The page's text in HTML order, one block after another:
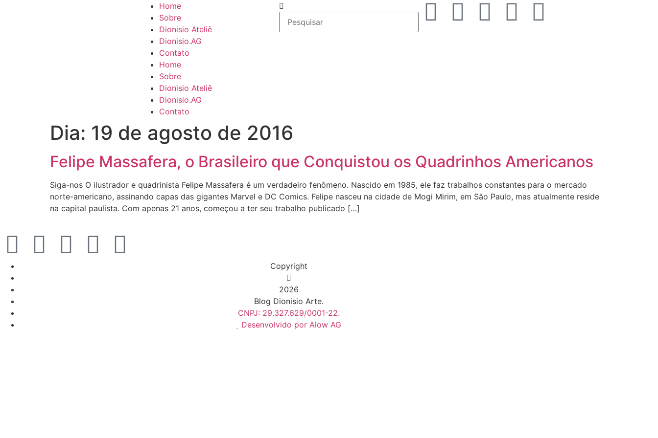
Home
Sobre
Dionisio Ateliê
Dionisio.AG
Contato
Home
Sobre
Dionisio Ateliê
Dionisio.AG
Contato
Dia: 19 de agosto de 2016
Felipe Massafera, o Brasileiro que Conquistou os Quadrinhos Americanos
Siga-nos O ilustrador e quadrinista Felipe Massafera é um verdadeiro fenômeno. Nascido em 1985, ele faz trabalhos constantes para o mercado
norte-americano, assinando capas das gigantes Marvel e DC Comics. Felipe nasceu na cidade de Mogi Mirim, em São Paulo, mas atualmente reside
na capital paulista. Com apenas 21 anos, começou a ter seu trabalho publicado […]
Copyright
2026
Blog Dionisio Arte.
CNPJ: 29.327.629/0001-22.
Desenvolvido por Alow AG